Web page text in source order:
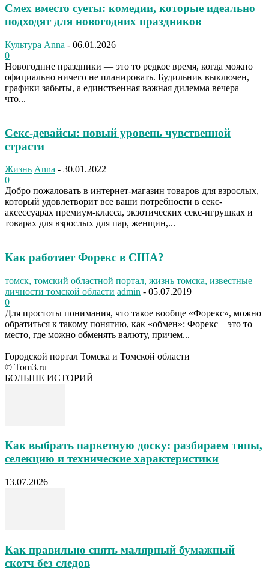
Смех вместо суеты: комедии, которые идеально
подходят для новогодних праздников
Культура Anna - 06.01.2026
0
Новогодние праздники — это то редкое время, когда можно
официально ничего не планировать. Будильник выключен,
графики забыты, а единственная важная дилемма вечера —
что...
Секс-девайсы: новый уровень чувственной
страсти
Жизнь Anna - 30.01.2022
0
Добро пожаловать в интернет-магазин товаров для взрослых,
который удовлетворит все ваши потребности в секс-
аксессуарах премиум-класса, экзотических секс-игрушках и
товарах для взрослых для пар, женщин,...
Как работает Форекс в США?
томск, томский областной портал, жизнь томска, известные
личности томской области admin - 05.07.2019
0
Для простоты понимания, что такое вообще «Форекс», можно
обратиться к такому понятию, как «обмен»: Форекс – это то
место, где можно обменять валюту, причем...
Городской портал Томска и Томской области
© Tom3.ru
БОЛЬШЕ ИСТОРИЙ
Как выбрать паркетную доску: разбираем типы,
селекцию и технические характеристики
13.07.2026
Как правильно снять малярный бумажный
скотч без следов